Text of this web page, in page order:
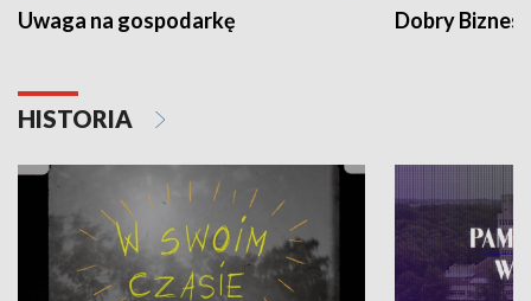
Uwaga na gospodarkę Dobry Biznes
HISTORIA